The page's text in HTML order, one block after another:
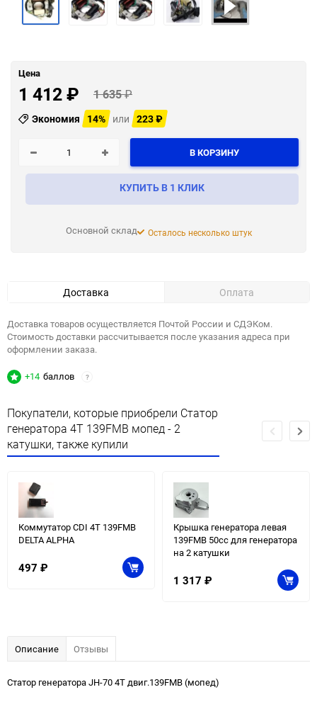
Цена
1 412₽ 1 635₽
Экономия 14% или 223₽
В КОРЗИНУ
КУПИТЬ В 1 КЛИК
Основной склад Осталось несколько штук
Доставка Оплата
Доставка товаров осуществляется Почтой России и СДЭКом.
Стоимость доставки рассчитывается после указания адреса при
оформлении заказа.
+14 баллов ?
Покупатели, которые приобрели Статор
генератора 4T 139FMB мопед - 2
катушки, также купили
Коммутатор CDI 4T 139FMB
DELTA ALPHA
497 ₽
Крышка генератора левая
139FMB 50сс для генератора
на 2 катушки
1 317 ₽
Описание Отзывы
Статор генератора JH-70 4T двиг.139FMB (мопед)